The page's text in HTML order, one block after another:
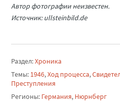
Автор фотографии неизвестен.
Источник: ullsteinbild.de
Раздел:Хроника
Темы: 1946,Ход процесса,
Преступления
Регионы: Германия, Нюрнберг